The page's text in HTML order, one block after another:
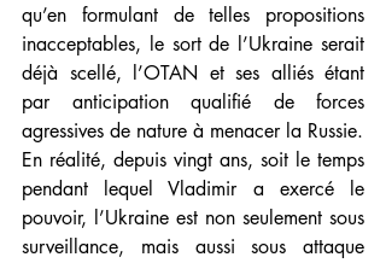
qu’en formulant de telles propositions
inacceptables, le sort de l’Ukraine serait
déjà scellé, l’OTAN et ses alliés étant
par anticipation qualifié de forces
agressives de nature à menacer la Russie.
En réalité, depuis vingt ans, soit le temps
pendant lequel Vladimir a exercé le
pouvoir, l’Ukraine est non seulement sous
surveillance, mais aussi sous attaque